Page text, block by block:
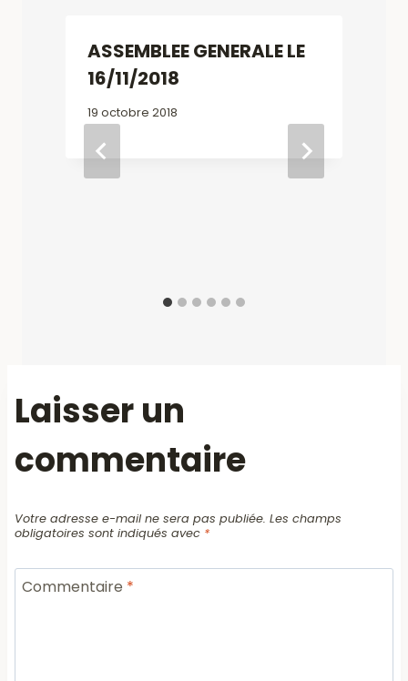
ASSEMBLEE GENERALE LE
16/11/2018
19 octobre 2018
Laisser un
commentaire
Votre adresse e-mail ne sera pas publiée. Les champs
obligatoires sont indiqués avec *
Commentaire *